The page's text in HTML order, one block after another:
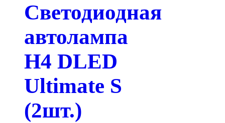
Светодиодная
автолампа
H4 DLED
Ultimate S
(2шт.)